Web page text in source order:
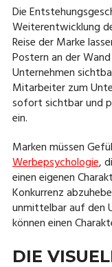
Die
Weiterentwicklung
Reise der Marke
Postern an der
Unternehmen
Mitarbeiter zum
sofort sichtbar und
ein.
Marken müssen
Werbepsychologie,
einen eigenen
Konkurrenz
unmittelbar auf den
können einen
DIE